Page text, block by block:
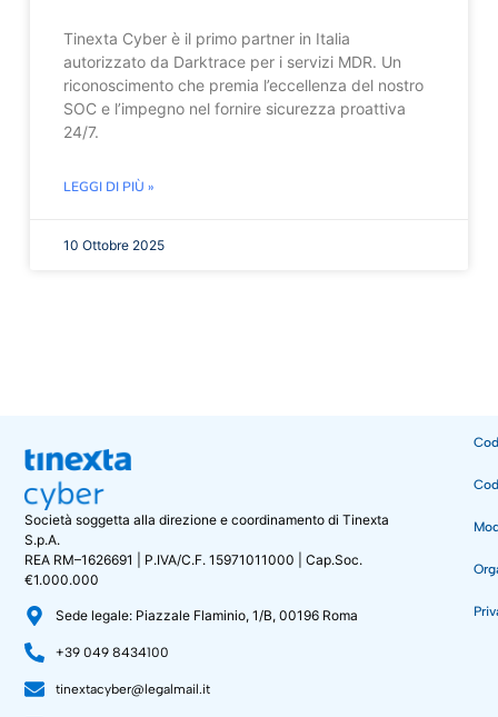
Tinexta Cyber è il primo partner in Italia
autorizzato da Darktrace per i servizi MDR. Un
riconoscimento che premia l’eccellenza del nostro
SOC e l’impegno nel fornire sicurezza proattiva
24/7.
LEGGI DI PIÙ »
10 Ottobre 2025
Società soggetta alla direzione e coordinamento di Tinexta
S.p.A.
REA RM–1626691 | P.IVA/C.F. 15971011000 | Cap.Soc.
€1.000.000
Sede legale: Piazzale Flaminio, 1/B, 00196 Roma
+39 049 8434100
tinextacyber@legalmail.it